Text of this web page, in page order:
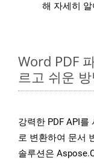
해 자세히
Word PDF
르고 쉬운 방
강력한 PDF API
로 변환하여 문서
솔루션은